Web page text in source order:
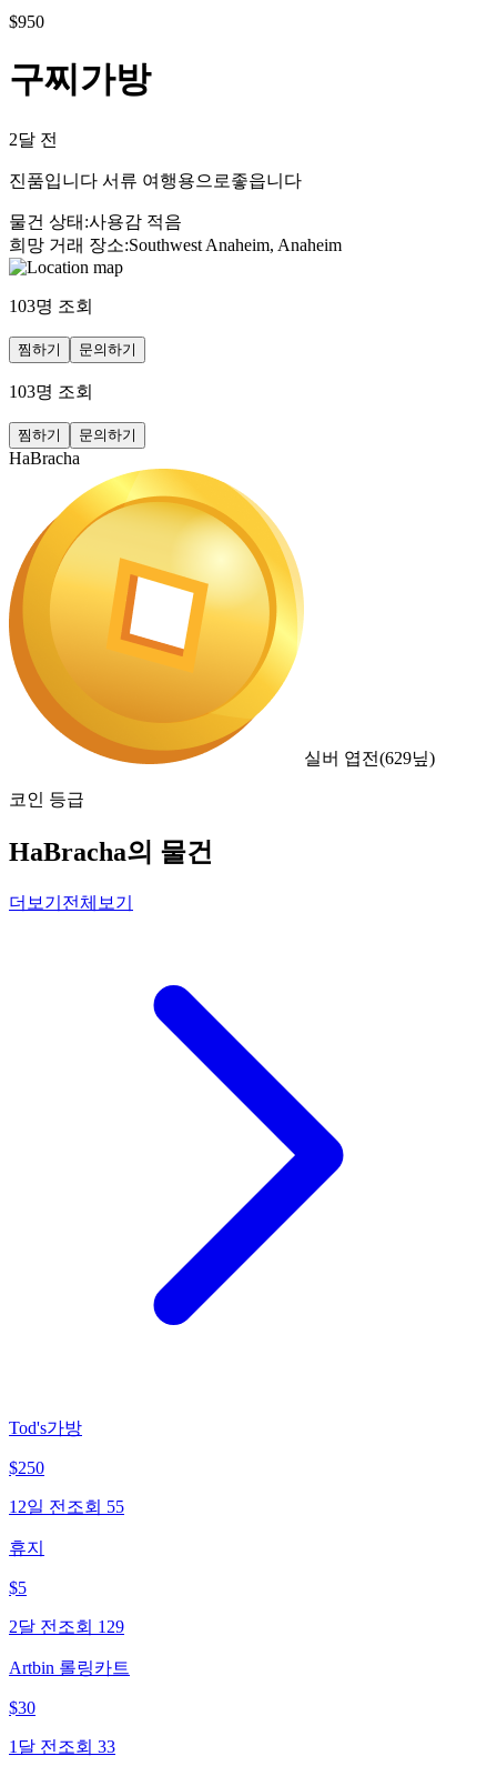
$950
구찌가방
2달 전
진품입니다 서류 여행용으로좋읍니다
물건 상태 :사용감 적음
희망 거래 장소:Southwest Anaheim, Anaheim
103명 조회
찜하기 문의하기
103명 조회
찜하기 문의하기
HaBracha
실버 엽전(629닢)
코인 등급
HaBracha의 물건
더보기 전체보기
Tod's가방
$250
12일 전 조회 55
휴지
$5
2달 전 조회 129
Artbin 롤링카트
$30
1달 전 조회 33